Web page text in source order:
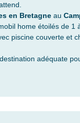
en Bretagneau
home étoilés de 1
piscine couverte et
adéquate